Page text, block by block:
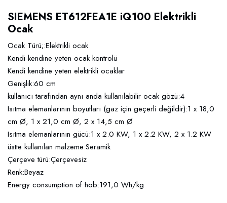
SIEMENS ET612FEA1E iQ100 Elektrikli
Ocak
Ocak Türü;:Elektrikli ocak
Kendi kendine yeten ocak kontrolü
Kendi kendine yeten elektrikli ocaklar
Genişlik:60 cm
kullanıcı tarafından aynı anda kullanılabilir ocak gözü:4
Isıtma elemanlarının boyutları (gaz için geçerli değildir):1 x 18,0
cm Ø, 1 x 21,0 cm Ø, 2 x 14,5 cm Ø
Isıtma elemanlarının gücü:1 x 2.0 KW, 1 x 2.2 KW, 2 x 1.2 KW
üstte kullanılan malzeme:Seramik
Çerçeve türü:Çerçevesiz
Renk:Beyaz
Energy consumption of hob:191,0 Wh/kg